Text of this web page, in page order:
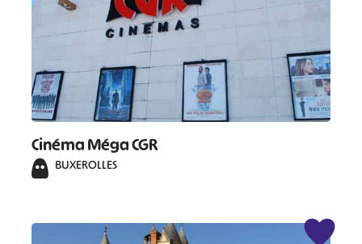
Cinéma Méga CGR
BUXEROLLES